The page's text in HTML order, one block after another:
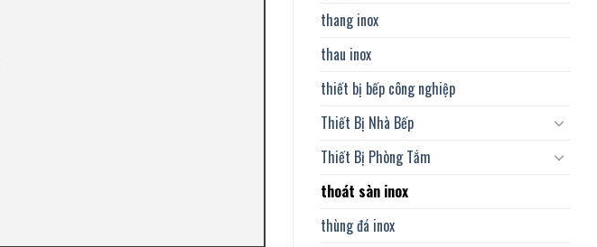
thang inox
thau inox
thiết bị bếp công nghiệp
Thiết Bị Nhà Bếp
Thiết Bị Phòng Tắm
thoát sàn inox
thùng đá inox